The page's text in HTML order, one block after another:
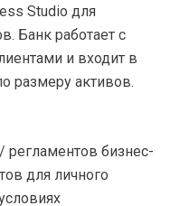
Studio для
Банк работает с
и входит в
размеру активов.
бизнес-
для личного